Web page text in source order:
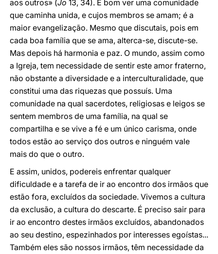
aos outros» (Jo 13, 34). É bom ver uma comunidade
que caminha unida, e cujos membros se amam; é a
maior evangelização. Mesmo que discutais, pois em
cada boa família que se ama, alterca-se, discute-se.
Mas depois há harmonia e paz. O mundo, assim como
a Igreja, tem necessidade de sentir este amor fraterno,
não obstante a diversidade e a interculturalidade, que
constitui uma das riquezas que possuís. Uma
comunidade na qual sacerdotes, religiosas e leigos se
sentem membros de uma família, na qual se
compartilha e se vive a fé e um único carisma, onde
todos estão ao serviço dos outros e ninguém vale
mais do que o outro.
E assim, unidos, podereis enfrentar qualquer
dificuldade e a tarefa de ir ao encontro dos irmãos que
estão fora, excluídos da sociedade. Vivemos a cultura
da exclusão, a cultura do descarte. É preciso sair para
ir ao encontro destes irmãos excluídos, abandonados
ao seu destino, espezinhados por interesses egoístas...
Também eles são nossos irmãos, têm necessidade da